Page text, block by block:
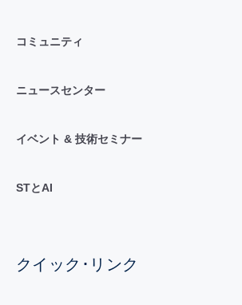
コミュニティ
ニュースセンター
イベント & 技術セミナー
STとAI
クイック･リンク